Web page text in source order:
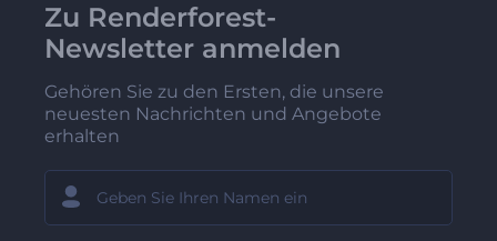
Zu Renderforest-
Newsletter anmelden
Gehören Sie zu den Ersten, die unsere
neuesten Nachrichten und Angebote
erhalten